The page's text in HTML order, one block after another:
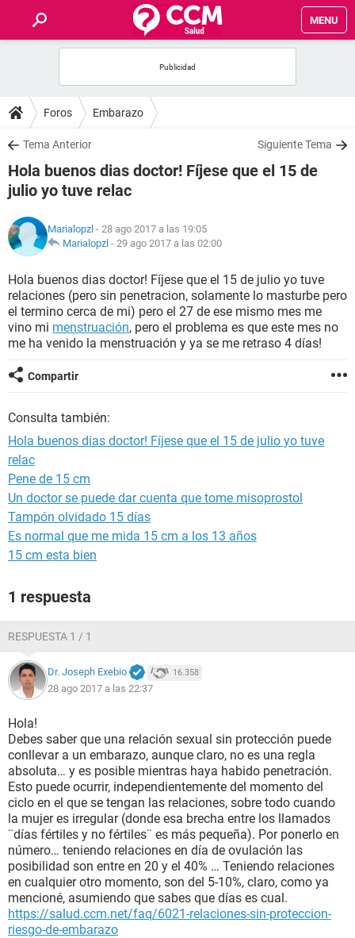
MENU
FOROS
SALUD
FAMILIA
NUTRICIÓN
SEXUALIDAD
GLOSARIO
Foros Embarazo
Tema Anterior Siguiente Tema
Hola buenos dias doctor! Fíjese que el 15 de
julio yo tuve relac
Marialopzl - 28 ago 2017 a las 19:05
Marialopzl - 29 ago 2017 a las 02:00
Hola buenos dias doctor! Fíjese que el 15 de julio yo tuve
relaciones (pero sin penetracion, solamente lo masturbe pero
el termino cerca de mi) pero el 27 de ese mismo mes me
vino mi menstruación, pero el problema es que este mes no
me ha venido la menstruación y ya se me retraso 4 días!
Compartir
Consulta también:
Hola buenos dias doctor! Fíjese que el 15 de julio yo tuve
relac
Pene de 15 cm
Un doctor se puede dar cuenta que tome misoprostol
Tampón olvidado 15 días
Es normal que me mida 15 cm a los 13 años
15 cm esta bien
1 respuesta
RESPUESTA 1 / 1
Dr. Joseph Exebio 16.358
28 ago 2017 a las 22:37
Hola!
Debes saber que una relación sexual sin protección puede
conllevar a un embarazo, aunque claro, no es una regla
absoluta… y es posible mientras haya habido penetración.
Esto puede ocurrir, independientemente del momento del
ciclo en el que se tengan las relaciones, sobre todo cuando
la mujer es irregular (donde esa brecha entre los llamados
¨días fértiles y no fértiles¨ es más pequeña). Por ponerlo en
número… teniendo relaciones en día de ovulación las
posibilidad son entre en 20 y el 40% … Teniendo relaciones
en cualquier otro momento, son del 5-10%, claro, como ya
mencioné, asumiendo que sabes que días es cual.
https://salud.ccm.net/faq/6021-relaciones-sin-proteccion-
riesgo-de-embarazo